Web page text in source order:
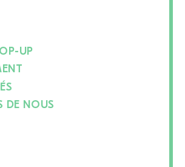
UP
DE NOUS